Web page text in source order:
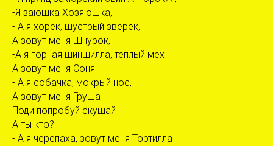
-Я заюшка Хозяюшка,
- А я хорек, шустрый зверек,
А зовут меня Шнурок,
-А я горная шиншилла, теплый мех
А зовут меня Соня
- А я собачка, мокрый нос,
А зовут меня Груша
Поди попробуй скушай
А ты кто?
- А я черепаха, зовут меня Тортилла